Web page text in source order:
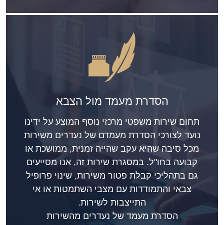
הסדרת מעמד מול הצבא
תחום שירות משפטי מרכזי נוסף המוצע על ידינו
נועד לצורכי הסדרת מעמדם של נעדרים משירות
מכל סיבה שהיא עקב שהייה זמנית, ממושכת או
קבועה בחו"ל. במסגרת שירות זה, אנו מסייעים
גם בתהליכי קבלת פטור משירות, שינוי פרופיל
צבאי והתמודדות עם מצבי השתמטות או אי
התייצבות לשירות.
הסדרת מעמד של נעדרים מהשירות